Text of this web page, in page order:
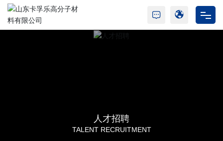
人才招聘
TALENT RECRUITMENT